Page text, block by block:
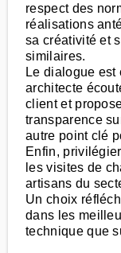
respect des
réalisations
sa créativité et
similaires.
Le dialogue est
architecte
client et
transparence
autre point clé
Enfin,
les visites de
artisans du
Un choix
dans les
technique que